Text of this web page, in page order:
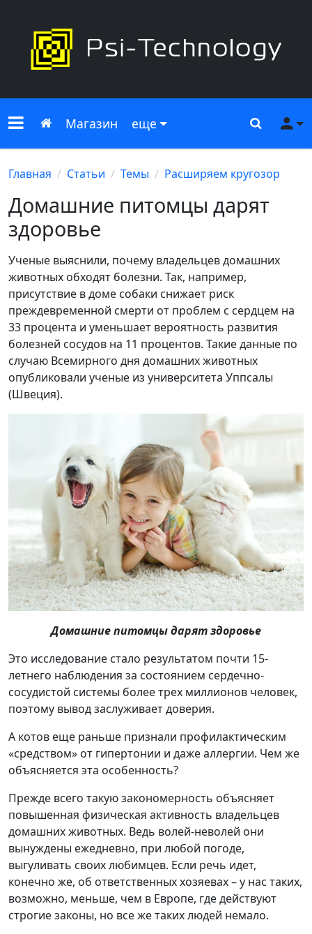
Меню сайта
Главная
Магазин еще Поиск
Главная Статьи Темы Расширяем кругозор
Домашние питомцы дарят
здоровье
Ученые выяснили, почему владельцев домашних
животных обходят болезни. Так, например,
присутствие в доме собаки снижает риск
преждевременной смерти от проблем с сердцем на
33 процента и уменьшает вероятность развития
болезней сосудов на 11 процентов. Такие данные по
случаю Всемирного дня домашних животных
опубликовали ученые из университета Уппсалы
(Швеция).
Домашние питомцы дарят здоровье
Это исследование стало результатом почти 15-
летнего наблюдения за состоянием сердечно-
сосудистой системы более трех миллионов человек,
поэтому вывод заслуживает доверия.
А котов еще раньше признали профилактическим
«средством» от гипертонии и даже аллергии. Чем же
объясняется эта особенность?
Прежде всего такую закономерность объясняет
повышенная физическая активность владельцев
домашних животных. Ведь волей-неволей они
вынуждены ежедневно, при любой погоде,
выгуливать своих любимцев. Если речь идет,
конечно же, об ответственных хозяевах – у нас таких,
возможно, меньше, чем в Европе, где действуют
строгие законы, но все же таких людей немало.